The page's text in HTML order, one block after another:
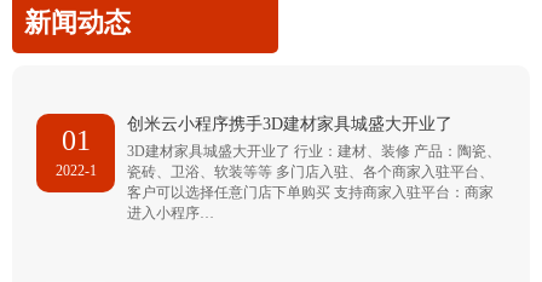
新闻动态
01
2022-1
创米云小程序携手3D建材家具城盛大开业了
3D建材家具城盛大开业了 行业：建材、装修 产品：陶瓷、
瓷砖、卫浴、软装等等 多门店入驻、各个商家入驻平台、
客户可以选择任意门店下单购买 支持商家入驻平台：商家
进入小程序…